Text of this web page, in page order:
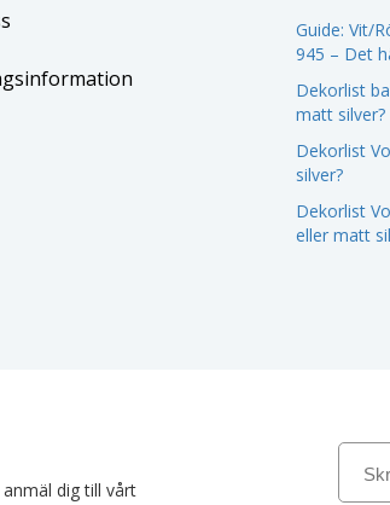
Guide: Vit/
945 – Det
Dekorlist
matt silver?
Dekorlist
silver?
Dekorlist
eller matt
dig till vårt